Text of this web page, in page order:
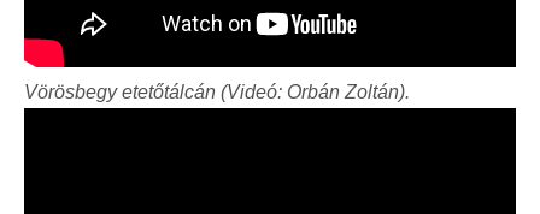
Vörösbegy etetőtálcán (Videó: Orbán Zoltán).